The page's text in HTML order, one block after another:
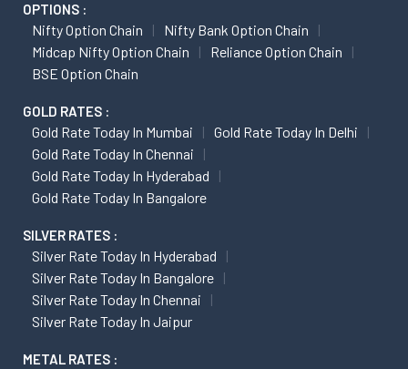
OPTIONS :
Nifty Option Chain
Nifty Bank Option Chain
Midcap Nifty Option Chain
Reliance Option Chain
BSE Option Chain
GOLD RATES :
Gold Rate Today In Mumbai
Gold Rate Today In Delhi
Gold Rate Today In Chennai
Gold Rate Today In Hyderabad
Gold Rate Today In Bangalore
SILVER RATES :
Silver Rate Today In Hyderabad
Silver Rate Today In Bangalore
Silver Rate Today In Chennai
Silver Rate Today In Jaipur
METAL RATES :